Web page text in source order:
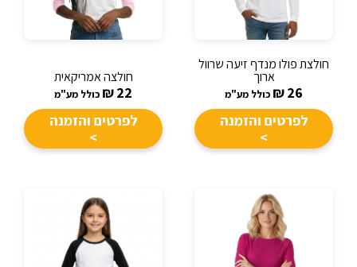
חולצת פולו מנדף זיעה שרוול
ארוך
26
₪ כולל מע"מ
לפרטים והזמנה
>
חולצה אמריקאית
22
₪ כולל מע"מ
לפרטים והזמנה
>